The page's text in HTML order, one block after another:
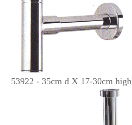
53922 - 35cm d X 17-30cm high